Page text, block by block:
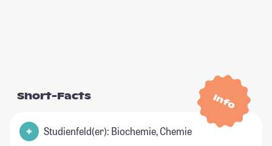
Info
Short-Facts
Studienfeld(er): Biochemie, Chemie